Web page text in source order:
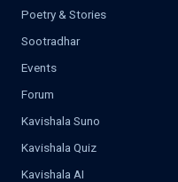
Poetry & Stories
Sootradhar
Events
Forum
Kavishala Suno
Kavishala Quiz
Kavishala AI